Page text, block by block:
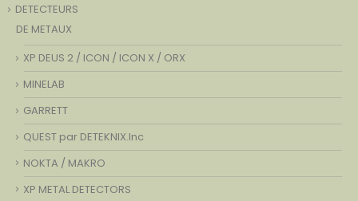
DETECTEURS
DE METAUX
XP DEUS 2 / ICON / ICON X / ORX
MINELAB
GARRETT
QUEST par DETEKNIX.Inc
NOKTA / MAKRO
XP METAL DETECTORS